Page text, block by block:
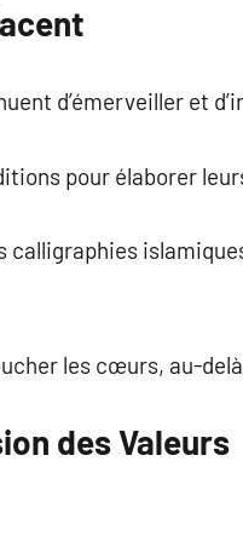
d’émerveiller et
pour élaborer
les cœurs, au-
des Valeurs